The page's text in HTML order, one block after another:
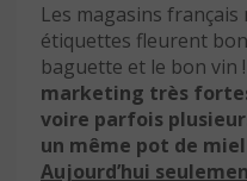
Les magasins
étiquettes fleurent
baguette et le bon vin !
marketing très
voire parfois
un même pot de miel
Aujourd’hui